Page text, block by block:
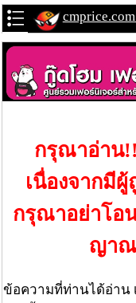
กรุณาอ่าน
เนื่องจากมี
กรุณาอย่าโอ
ญาณ
ข้อความที่ท่านได้อ่าน